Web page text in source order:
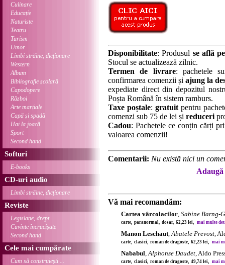
Culinare
Educație
Naturiste
Teatru
Turism
Umor
Limbi străine, dicționare
Western
Album
Bibliografie școlară
Capodopere
Război
Arte marțiale
Capă și spadă
Hai la joacă
Sport
Second hand
Softuri
E-books
CD-uri audio
Limbi străine, dicționare
Reviste
Legislație, drept
Cuvinte încrucișate
Second hand
Cele mai cumpărate
Cum să construiești ...
Disponibilitate: Produsul se află
Stocul se actualizează zilnic.
Termen de livrare: pachetele
confirmarea comenzii șiajung la
expediate direct din depozitul
Poșta Română în sistem ramburs.
Taxe poștale: gratuitpentru
comenzi sub 75 de lei și reduceri
Cadou: Pachetele ce conțin cărți
valoarea comenzii!
Comentarii: Nu există nici un
Vă mai recomandăm:
Cartea vârcolacilor, Sabine Barng-
carte, paranormal, dosar, 62,23 lei, mai multe
Manon Leschaut,Abatele Prevost,
carte, clasici, roman de dragoste, 62,23 lei, mai
Nababul,Alphonse Daudet, Aldo
carte, clasici, roman de dragoste, 49,74 lei, mai